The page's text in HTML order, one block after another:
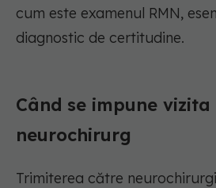
cum este examenul RMN,
diagnostic de certitudine.
Când se impune
neurochirurg
Trimiterea către